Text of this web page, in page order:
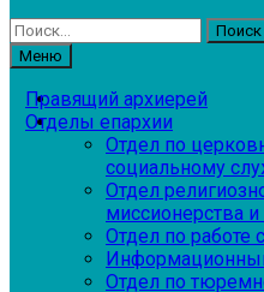
Найти:
Меню
Правящий архиерей
Отделы епархии
Отдел по
социальному
Отдел
миссионерства и
Отдел по
Отдел по